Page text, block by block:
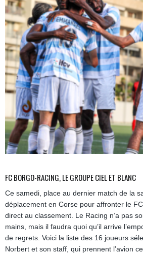
FC BORGO-RACING, LE GROUPE CIEL ET BLANC
Ce samedi, place au dernier match de la
déplacement en Corse pour affronter le
direct au classement. Le Racing n’a pas
mains, mais il faudra quoi qu’il arrive
de regrets. Voici la liste des 16 joueurs
Norbert et son staff, qui prennent l’avion